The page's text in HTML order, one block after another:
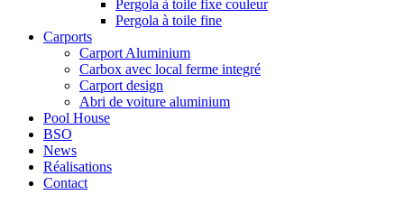
Pergola à toile fixe couleur
Pergola à toile fine
Carports
Carport Aluminium
Carbox avec local ferme integré
Carport design
Abri de voiture aluminium
Pool House
BSO
News
Réalisations
Contact